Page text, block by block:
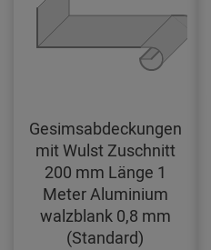
Gesimsabdeckungen
mit Wulst Zuschnitt
200 mm Länge 1
Meter Aluminium
walzblank 0,8 mm
(Standard)